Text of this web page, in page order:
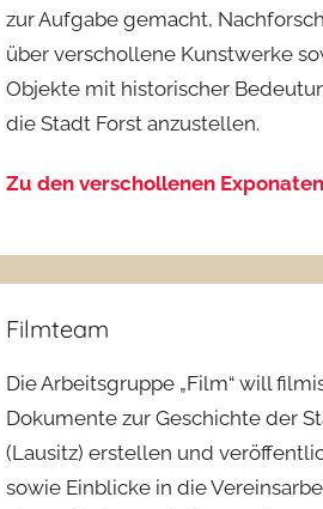
zur Aufgabe gemacht,
über verschollene Kunstwerke
Objekte mit historischer
die Stadt Forst anzustellen.
Zu den verschollenen Exponaten
Filmteam
Die Arbeitsgruppe „Film“ will
Dokumente zur Geschichte der
(Lausitz) erstellen und
sowie Einblicke in die